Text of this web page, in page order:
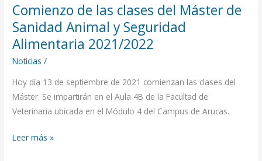
Comienzo de las clases del Máster de
Sanidad Animal y Seguridad
Alimentaria 2021/2022
Noticias /
Hoy día 13 de septiembre de 2021 comienzan las clases del
Máster. Se impartirán en el Aula 4B de la Facultad de
Veterinaria ubicada en el Módulo 4 del Campus de Arucas.
Animal
y
Seguridad
Alimentaria
2021/2022
Leer más »